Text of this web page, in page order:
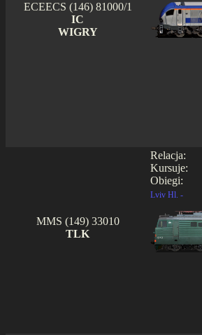
ECEECS (146) 81000/1
IC
WIGRY
Relacja:
Kursuje:
Obiegi:
MMS (149) 33010
TLK
Lviv Hl. -